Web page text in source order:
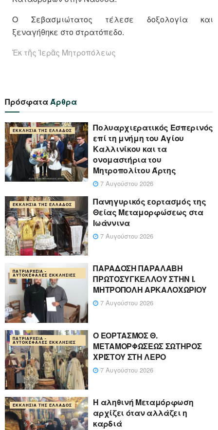
Ο Σεβασμιώτατος τέλεσε δοξολογία και
ξεναγήθηκε στο στρατόπεδο.
Ἐκ τῆς Ἱερᾶς Μητροπόλεως
ΠρόσφαταΆρθρα
ΕΚΚΛΗΣΊΑ ΤΗΣ ΕΛΛΆΔΟΣ
Πολυαρχιερατικός Εσπερινός
επί τη μνήμη του Αγίου
Καλλινίκου και τα
ονομαστήρια του
Μητροπολίτου Άρτης
7 Αυγούστου 2026
ΕΚΚΛΗΣΊΑ ΤΗΣ ΕΛΛΆΔΟΣ
Πανηγυρικός εορτασμός της
Θείας Μεταμορφώσεως στα
Ιωάννινα
7 Αυγούστου 2026
ΠΑΤΡΙΑΡΧΕΊΑ -
ΑΥΤΟΚΈΦΑΛΕΣ ΕΚΚΛΗΣΊΕΣ
ΠΑΡΑΔΟΣΗ ΠΑΡΑΛΑΒΗ
ΠΡΩΤΟΣΥΓΚΕΛΛΟΥ ΣΤΗΝ Ι.
ΜΗΤΡΟΠΟΛΗ ΑΡΚΑΛΟΧΩΡΙΟΥ
7 Αυγούστου 2026
ΠΑΤΡΙΑΡΧΕΊΑ -
ΑΥΤΟΚΈΦΑΛΕΣ ΕΚΚΛΗΣΊΕΣ
Ο ΕΟΡΤΑΣΜΟΣ Θ.
ΜΕΤΑΜΟΡΦΩΣΕΩΣ ΣΩΤΗΡΟΣ
ΧΡΙΣΤΟΥ ΣΤΗ ΛΕΡΟ
7 Αυγούστου 2026
ΕΚΚΛΗΣΊΑ ΤΗΣ ΕΛΛΆΔΟΣ
Η αληθινή Μεταμόρφωση
αρχίζει όταν αλλάζει η
καρδιά